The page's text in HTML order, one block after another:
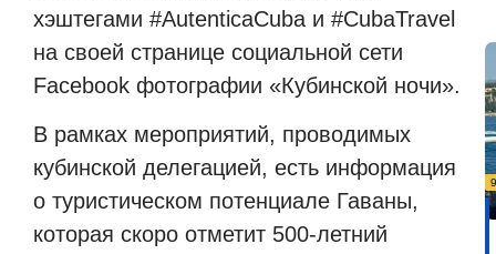
хэштегами #AutenticaCuba и #CubaTravel
на своей странице социальной сети
Facebook фотографии «Кубинской ночи».
В рамках мероприятий, проводимых
кубинской делегацией, есть информация
о туристическом потенциале Гаваны,
которая скоро отметит 500-летний